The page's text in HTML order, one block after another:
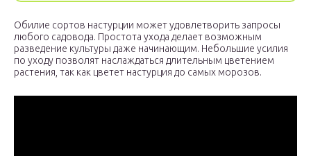
Обилие сортов настурции может удовлетворить запросы
любого садовода. Простота ухода делает возможным
разведение культуры даже начинающим. Небольшие усилия
по уходу позволят наслаждаться длительным цветением
растения, так как цветет настурция до самых морозов.